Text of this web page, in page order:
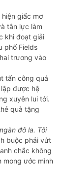
giấc mơ
tân lực làm
khi đoạt giải
phố Fields
trương vào
tấn công quá
được hệ
xuyên lui tới.
quà tặng
đô la. Tôi
buộc phải vứt
chắc không
mong ước mình